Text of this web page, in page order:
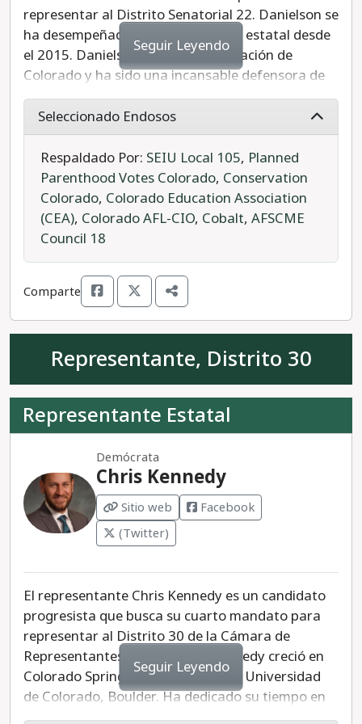
representar al Distrito Senatorial 22. Danielson se
ha desempeñado como legisladora estatal desde
el 2015. Danielson es quinta generación de
Colorado y ha sido una incansable defensora de
las mujeres, las personas mayores y las familias
trabajadoras en Colorado.
Mientras estuvo en la legislatura, Danielson
aprobó la Ley de Igualdad de Pago por Igualdad
de Trabajo de Colorado, la Declaración de
Derechos de los Trabajadores Agrícolas y la Ley
de Transparencia de Robo de Salarios, por
nombrar algunos. Danielson ha enumerado sus
prioridades como; una economía más justa,
protegiendo a las mujeres, perseverando en
Colorado y comunidades más seguras. Jessie
Danielson es la opción progresista para Colorado.
cristiano extremista que en su sitio web afirma
que cuando se aprueban leyes, muere la libertad.
El Senador Danielson es el candidato progresista
para el Distrito Senatorial 22.
Seguir Leyendo
Seleccionado Endosos
Respaldado Por: SEIU Local 105, Planned
Parenthood Votes Colorado, Conservation
Colorado, Colorado Education Association
(CEA), Colorado AFL-CIO, Cobalt, AFSCME
Council 18
Comparte
Representante, Distrito 30
Representante Estatal
Demócrata
Chris Kennedy
Sitio web
Facebook
(Twitter)
El representante Chris Kennedy es un candidato
progresista que busca su cuarto mandato para
representar al Distrito 30 de la Cámara de
Representantes de Colorado. Kennedy creció en
Colorado Springs y se graduó de la Universidad
de Colorado, Boulder. Ha dedicado su tiempo en
la Cámara de Representantes de Colorado a
Seguir Leyendo